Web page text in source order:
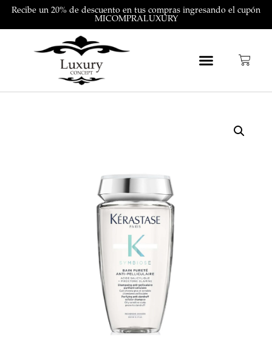
Recibe un 20% de descuento en tus compras ingresando el cupón
MICOMPRALUXURY